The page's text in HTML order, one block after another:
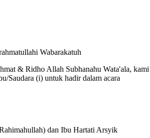
Wabarakatuh
& Ridho Allah Subhanahu Wata'ala, kami
Saudara (i) untuk hadir dalam acara
dan Ibu Hartati Arsyik